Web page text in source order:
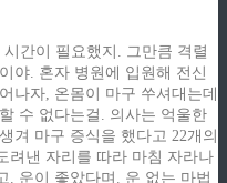
간이 필요했지. 그만큼 격렬
야. 혼자 병원에 입원해 전신
나자, 온몸이 마구 쑤셔대는데
수 없다는걸. 의사는 억울한
겨 마구 증식을 했다고 22개의
려낸 자리를 따라 마침 자라나
. 운이 좋았다며. 운 없는 마법